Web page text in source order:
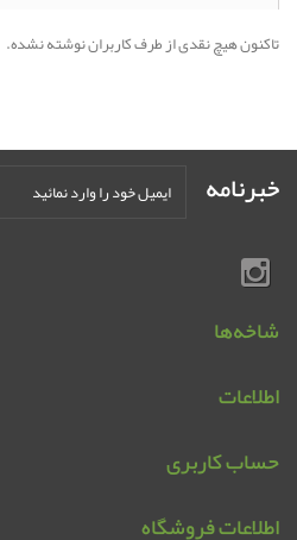
تاکنون هیچ نقدی از طرف کاربران نوشته نشده.
خبرنامه
شاخه‌ها
اطلاعات
حساب کاربری
اطلاعات فروشگاه